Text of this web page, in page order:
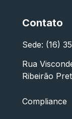
Contato
Sede: (16)
Rua
Ribeirão
Compliance